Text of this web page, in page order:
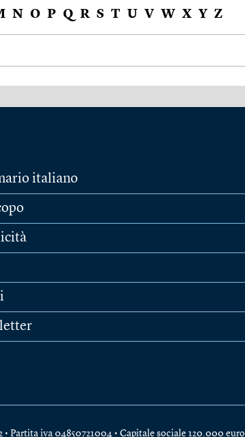
N O P Q R S T U V W X Y Z
italiano
Partita iva 04850721004 • Capitale sociale 120.000 euro